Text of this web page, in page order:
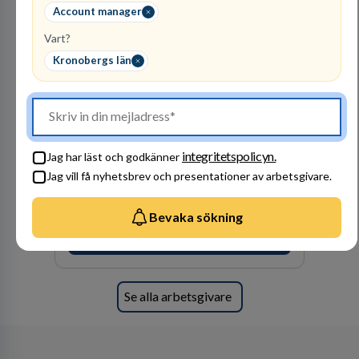
Account manager
Vart?
Kronobergs län
Jag har läst och godkänner integritetspolicyn.
Jag vill få nyhetsbrev och presentationer av arbetsgivare.
Bevaka sökning
Polismyndigheten
100lediga jobb
Visa jobb
Ett uppdrag att göra hela Sverige tryggt och
säkert. Ett Sverige som ska vara tryggare
kollegor gör vi det möjligt.
Besök profil
Se alla arbetsgivare